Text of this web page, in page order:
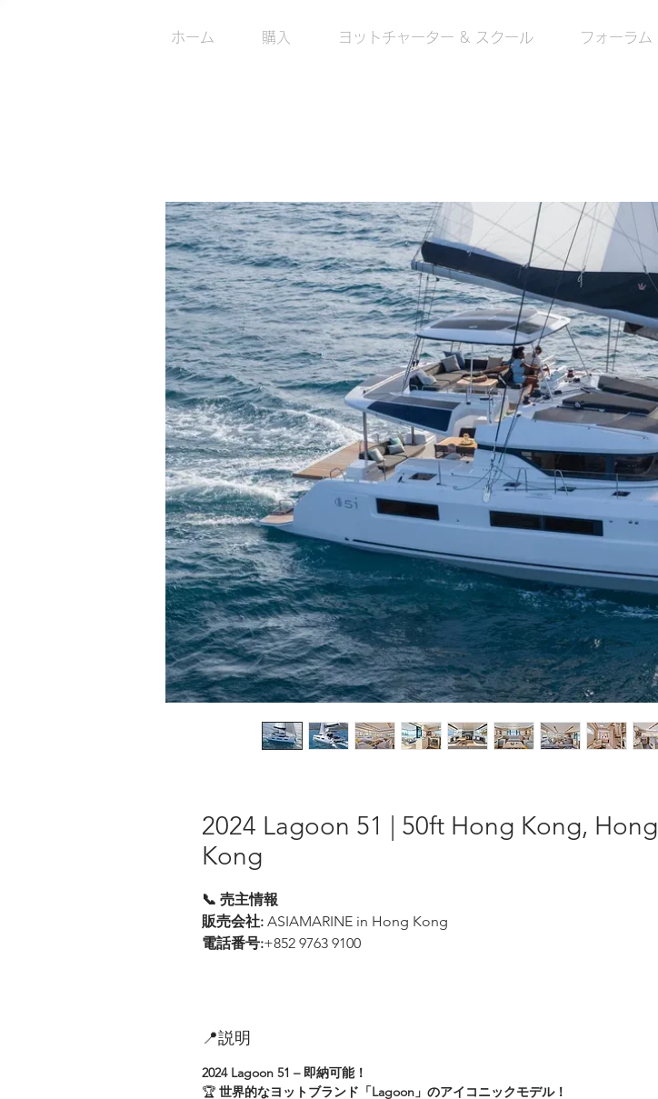
ホーム 購入 ヨットチャーター & スクール フォーラム
2024 Lagoon 51 | 50ft Hong Kong, Hong
Kong
📞 売主情報
販売会社: ASIAMARINE in Hong Kong
電話番号:+852 9763 9100
📍説明
2024 Lagoon 51 – 即納可能！
🏆 世界的なヨットブランド「Lagoon」のアイコニックモデル！